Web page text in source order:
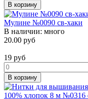
В корзину
Мулине №0090 св-хаки
В наличии: много
20.00 руб
19 руб
В корзину